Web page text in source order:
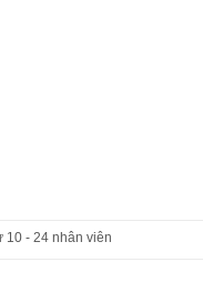
10 - 24 nhân viên